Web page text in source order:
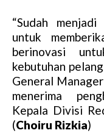
“Sudah
untuk
berinovasi
kebutuhan
General
menerima
Kepala Divisi
(Choiru Rizkia)